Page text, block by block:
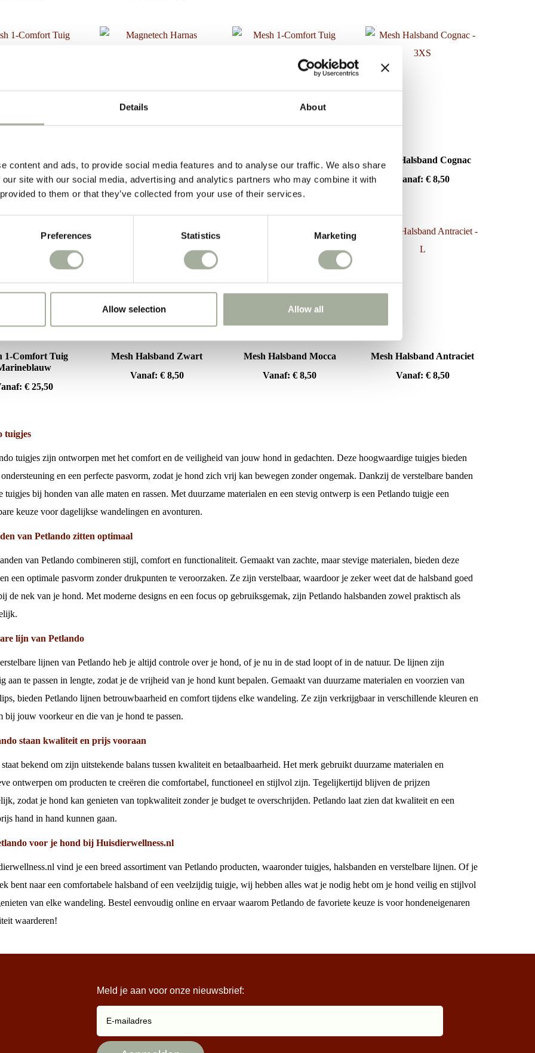
Details About
content and ads, to provide social media features and to analyse our traffic. We also share
site with our social media, advertising and analytics partners who may combine it with
to them or that they’ve collected from your use of their services.
Preferences Statistics Marketing
Allow selection Allow all
Comfort Tuig Rood
€25,50
Magnetech Harnas
Navy/Fuchsia
Vanaf:€49,95
Mesh 1-Comfort Tuig
Antraciet
Vanaf:€25,50
Mesh Halsband Cognac
Vanaf: €8,50
1-Comfort Tuig
€ 25,50
Mesh Halsband Zwart
Vanaf: €8,50
Mesh Halsband Mocca
Vanaf:€ 8,50
Mesh Halsband Antraciet
Vanaf: €8,50
tuigjes
tuigjes zijn ontworpen met het comfort en de veiligheid van jouw hond in gedachten. Deze hoogwaardige tuigjes bieden
en een perfecte pasvorm, zodat je hond zich vrij kan bewegen zonder ongemak. Dankzij de verstelbare banden
tuigjes bij honden van alle maten en rassen. Met duurzame materialen en een stevig ontwerp is een Petlando tuigje een
keuze voor dagelijkse wandelingen en avonturen.
van Petlando zitten optimaal
van Petlando combineren stijl, comfort en functionaliteit. Gemaakt van zachte, maar stevige materialen, bieden deze
een optimale pasvorm zonder drukpunten te veroorzaken. Ze zijn verstelbaar, waardoor je zeker weet dat de halsband goed
de nek van je hond. Met moderne designs en een focus op gebruiksgemak, zijn Petlando halsbanden zowel praktisch als
lijn van Petlando
lijnen van Petlando heb je altijd controle over je hond, of je nu in de stad loopt of in de natuur. De lijnen zijn
aan te passen in lengte, zodat je de vrijheid van je hond kunt bepalen. Gemaakt van duurzame materialen en voorzien van
bieden Petlando lijnen betrouwbaarheid en comfort tijdens elke wandeling. Ze zijn verkrijgbaar in verschillende kleuren en
bij jouw voorkeur en die van je hond te passen.
staan kwaliteit en prijs vooraan
bekend om zijn uitstekende balans tussen kwaliteit en betaalbaarheid. Het merk gebruikt duurzame materialen en
ontwerpen om producten te creëren die comfortabel, functioneel en stijlvol zijn. Tegelijkertijd blijven de prijzen
zodat je hond kan genieten van topkwaliteit zonder je budget te overschrijden. Petlando laat zien dat kwaliteit en een
hand in hand kunnen gaan.
voor je hond bij Huisdierwellness.nl
vind je een breed assortiment van Petlando producten, waaronder tuigjes, halsbanden en verstelbare lijnen. Of je
bent naar een comfortabele halsband of een veelzijdig tuigje, wij hebben alles wat je nodig hebt om je hond veilig en stijlvol
van elke wandeling. Bestel eenvoudig online en ervaar waarom Petlando de favoriete keuze is voor hondeneigenaren
waarderen!
Meld je aan voor onze nieuwsbrief: